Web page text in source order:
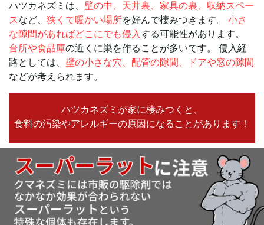
ハツカネズミは、 壁の中、天井裏、家具の裏、収納スペー
スなど、 狭くて暖かい場所を好んで棲みつきます。 小さ
な隙間があればどこにでも侵入する可能性があります。
台所や食品庫の近くに巣を作ることが多いです。 侵入経
路としては、 壁の小さな穴、配管の隙間、ドアや窓の隙間
などが考えられます。
ハツカネズミが家に棲みつくと、
食料の汚染やアレルギーの原因になることがあります！